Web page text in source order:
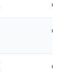
Optional
Optional
Optional